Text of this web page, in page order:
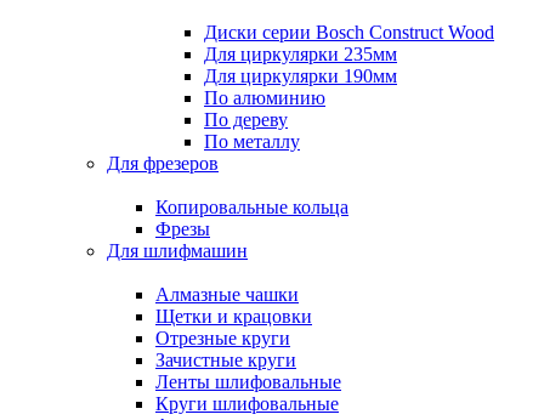
Диски серии Bosch Construct Wood
Для циркулярки 235мм
Для циркулярки 190мм
По алюминию
По дереву
По металлу
Для фрезеров
Копировальные кольца
Фрезы
Для шлифмашин
Алмазные чашки
Щетки и крацовки
Отрезные круги
Зачистные круги
Ленты шлифовальные
Круги шлифовальные